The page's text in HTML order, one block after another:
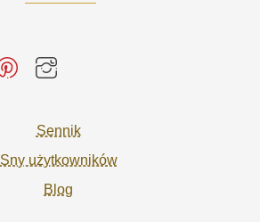
Sennik
Sny użytkowników
Blog